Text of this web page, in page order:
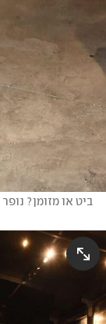
ביט או מזומן? נופר